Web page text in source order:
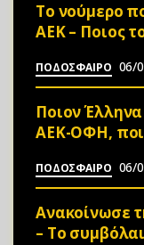
Το νούμερο
ΑΕΚ – Ποιος
ΠΟΔΟΣΦΑΙΡΟ 06/
Ποιον
ΑΕΚ-ΟΦΗ,
ΠΟΔΟΣΦΑΙΡΟ 06/
Ανακοίνωσε
– Το